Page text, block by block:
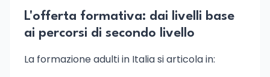
L'offerta formativa: dai livelli base
ai percorsi di secondo livello
La formazione adulti in Italia si articola in: